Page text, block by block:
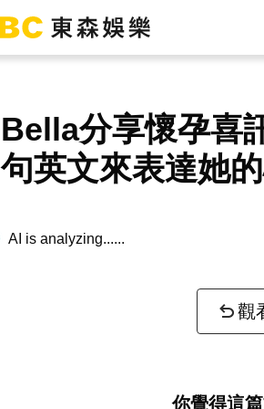
Bella分享懷孕喜
句英文來表達她
AI is analyzing...
觀
你覺得這